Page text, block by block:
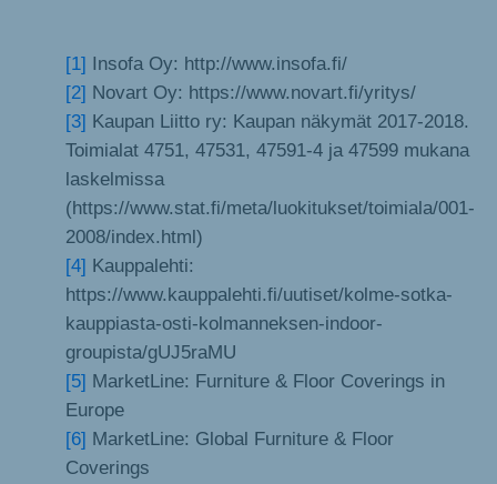
[1] Insofa Oy: http://www.insofa.fi/
[2] Novart Oy: https://www.novart.fi/yritys/
[3] Kaupan Liitto ry: Kaupan näkymät 2017-2018.
Toimialat 4751, 47531, 47591-4 ja 47599 mukana
laskelmissa
(https://www.stat.fi/meta/luokitukset/toimiala/001-
2008/index.html)
[4] Kauppalehti:
https://www.kauppalehti.fi/uutiset/kolme-sotka-
kauppiasta-osti-kolmanneksen-indoor-
groupista/gUJ5raMU
[5] MarketLine: Furniture & Floor Coverings in
Europe
[6] MarketLine: Global Furniture & Floor
Coverings